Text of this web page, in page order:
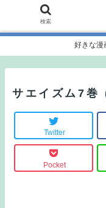
好きな漫
サエイズム7巻
Twitter
Pocket
検索